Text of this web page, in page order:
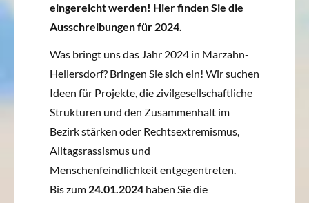
eingereicht werden! Hier finden Sie die
Ausschreibungen für 2024.
Was bringt uns das Jahr 2024 in Marzahn-
Hellersdorf? Bringen Sie sich ein! Wir suchen
Ideen für Projekte, die zivilgesellschaftliche
Strukturen und den Zusammenhalt im
Bezirk stärken oder Rechtsextremismus,
Alltagsrassismus und
Menschenfeindlichkeit entgegentreten.
Bis zum 24.01.2024 haben Sie die